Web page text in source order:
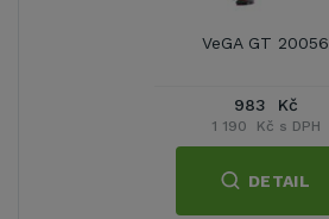
VeGA GT 20056
983 Kč
1 190 Kč s DPH
DETAIL